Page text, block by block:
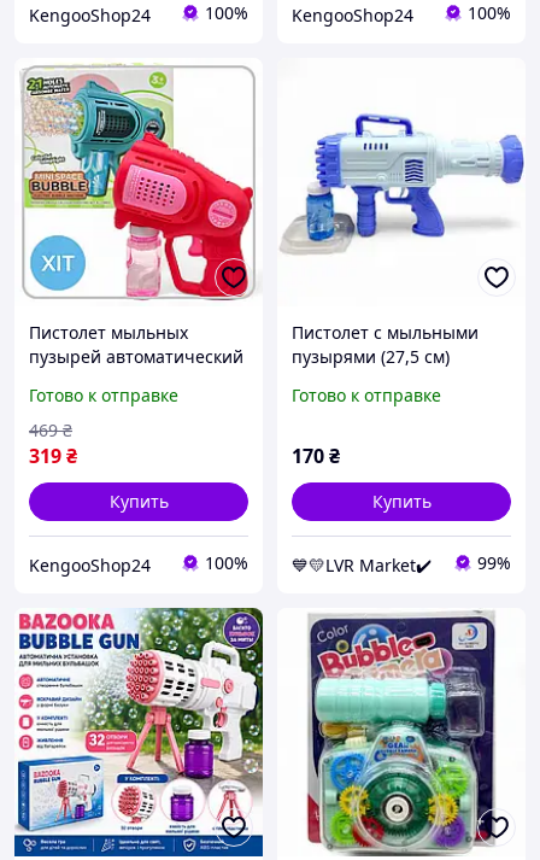
KengooShop24 100% KengooShop24 100%
Пистолет мыльных
пузырей автоматический
подсветкой детский на
батарейках красный
Мини Space Bub
Готово к отправке
319₴
469 ₴
Купить
KengooShop24 100%
Пистолет с мыльными
пузырями (27,5 см)
Готово к отправке
170₴
Купить
💙💛LVR Market✔️ 99%